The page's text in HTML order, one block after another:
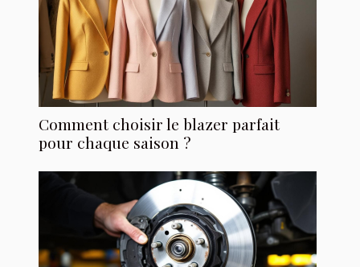
Comment choisir le blazer parfait
pour chaque saison ?